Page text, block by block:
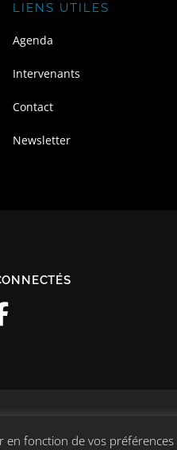
LIENS UTILES
Agenda
Intervenants
Contact
Newsletter
en fonction de vos préférences